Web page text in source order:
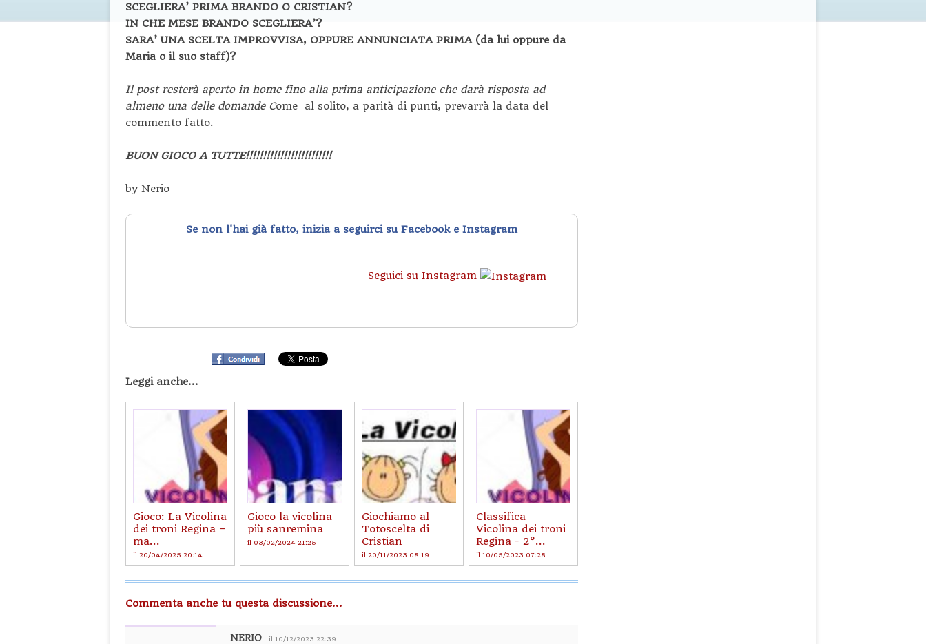
SCEGLIERA’ PRIMA BRANDO O CRISTIAN?
IN CHE MESE BRANDO SCEGLIERA’?
SARA’ UNA SCELTA IMPROVVISA, OPPURE ANNUNCIATA PRIMA (da lui oppure da
Maria o il suo staff)?
Il post resterà aperto in home fino alla prima anticipazione che darà risposta ad
almeno una delle domande Come al solito, a parità di punti, prevarrà la data del
commento fatto.
BUON GIOCO A TUTTE!!!!!!!!!!!!!!!!!!!!!!!!!
by Nerio
Se non l'hai già fatto, inizia a seguirci su Facebook e Instagram
Seguici su Instagram
Leggi anche...
Gioco: La Vicolina
dei troni Regina –
ma...
il 20/04/2025 20:14
Gioco la vicolina
più sanremina
il 03/02/2024 21:25
Giochiamo al
Totoscelta di
Cristian
il 20/11/2023 08:19
Classifica
Vicolina dei troni
Regina - 2°...
il 10/05/2023 07:28
Commenta anche tu questa discussione...
NERIO il 10/12/2023 22:39